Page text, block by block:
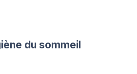
du sommeil